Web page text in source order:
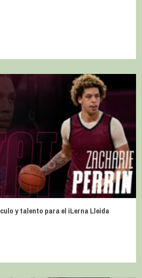
y talento para el iLerna Lleida